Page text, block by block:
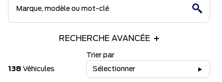
RECHERCHE AVANCÉE
138 Véhicules
Trier par
Sélectionner